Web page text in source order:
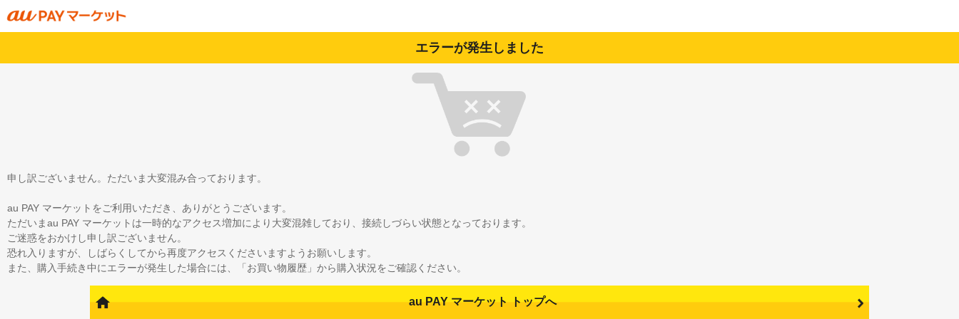
エラーが発生しました
申し訳ございません。ただいま大変混み合っております。
au PAY マーケットをご利用いただき、ありがとうございます。
ただいまau PAY マーケットは一時的なアクセス増加により大変混雑しており、接続しづらい状態となっております。
ご迷惑をおかけし申し訳ございません。
恐れ入りますが、しばらくしてから再度アクセスくださいますようお願いします。
また、購入手続き中にエラーが発生した場合には、「お買い物履歴」から購入状況をご確認ください。
au PAY マーケット トップへ